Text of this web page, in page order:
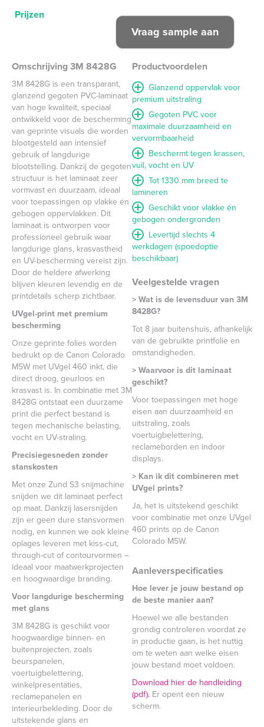
Prijzen
Omschrijving 3M 8428G
3M 8428G is een transparant,
glanzend gegoten PVC-laminaat
van hoge kwaliteit, speciaal
ontwikkeld voor de bescherming
van geprinte visuals die worden
blootgesteld aan intensief
gebruik of langdurige
blootstelling. Dankzij de gegoten
structuur is het laminaat zeer
vormvast en duurzaam, ideaal
voor toepassingen op vlakke én
gebogen oppervlakken. Dit
laminaat is ontworpen voor
professioneel gebruik waar
langdurige glans, krasvastheid
en UV-bescherming vereist zijn.
Door de heldere afwerking
blijven kleuren levendig en de
printdetails scherp zichtbaar.
UVgel-print met premium
bescherming
Onze geprinte folies worden
bedrukt op de Canon Colorado
M5W met UVgel 460 inkt, die
direct droog, geurloos en
krasvast is. In combinatie met 3M
8428G ontstaat een duurzame
print die perfect bestand is
tegen mechanische belasting,
vocht en UV-straling.
Precisiegesneden zonder
stanskosten
Met onze Zund S3 snijmachine
snijden we dit laminaat perfect
op maat. Dankzij lasersnijden
zijn er geen dure stansvormen
nodig, en kunnen we ook kleine
oplages leveren met kiss-cut,
through-cut of contourvormen –
ideaal voor maatwerkprojecten
en hoogwaardige branding.
Voor langdurige bescherming
met glans
3M 8428G is geschikt voor
hoogwaardige binnen- en
buitenprojecten, zoals
beurspanelen,
voertuigbelettering,
winkelpresentaties,
reclamepanelen en
interieurbekleding. Door de
uitstekende glans en
Productvoordelen
Glanzend oppervlak voor
premium uitstraling
Gegoten PVC voor
maximale duurzaamheid en
vervormbaarheid
Beschermt tegen krassen,
vuil, vocht en UV
Tot 1330 mm breed te
lamineren
Geschikt voor vlakke én
gebogen ondergronden
Levertijd slechts 4
werkdagen (spoedoptie
beschikbaar)
Veelgestelde vragen
> Wat is de levensduur van 3M
8428G?
Tot 8 jaar buitenshuis, afhankelijk
van de gebruikte printfolie en
omstandigheden.
> Waarvoor is dit laminaat
geschikt?
Voor toepassingen met hoge
eisen aan duurzaamheid en
uitstraling, zoals
voertuigbelettering,
reclameborden en indoor
displays.
> Kan ik dit combineren met
UVgel prints?
Ja, het is uitstekend geschikt
voor combinatie met onze UVgel
460 prints op de Canon
Colorado M5W.
Aanleverspecificaties
Hoe lever je jouw bestand op
de beste manier aan?
Hoewel we alle bestanden
grondig controleren voordat ze
in productie gaan, is het nuttig
om te weten aan welke eisen
jouw bestand moet voldoen.
Download hier de handleiding
(pdf). Er opent een nieuw
scherm.